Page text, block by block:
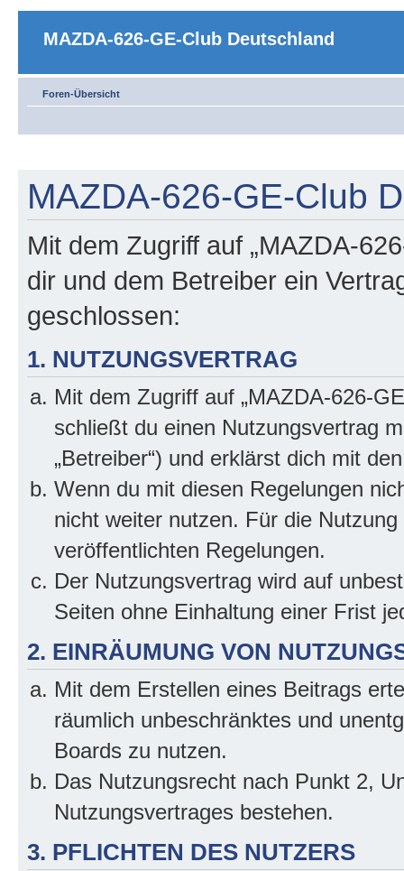
MAZDA-626-GE-Club Deutschland
Foren-Übersicht
MAZDA-626-GE-Club
Mit dem Zugriff auf „MAZDA-
dir und dem Betreiber ein
geschlossen:
1. NUTZUNGSVERTRAG
Mit dem Zugriff auf „MAZDA-626-
schließt du einen Nutzungsvertrag
„Betreiber“) und erklärst dich mit
Wenn du mit diesen Regelungen
nicht weiter nutzen. Für die
veröffentlichten Regelungen.
Der Nutzungsvertrag wird auf
Seiten ohne Einhaltung einer Frist
2. EINRÄUMUNG VON
Mit dem Erstellen eines Beitrags
räumlich unbeschränktes und
Boards zu nutzen.
Das Nutzungsrecht nach Punkt 2,
Nutzungsvertrages bestehen.
3. PFLICHTEN DES NUTZERS